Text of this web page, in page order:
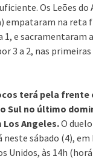
Os Leões
empataram na reta
1, e sacramentaram
3 a 2, nas
terá pela frente
Sul no último
Los Angeles.O
neste sábado (4),
Unidos, às 14h